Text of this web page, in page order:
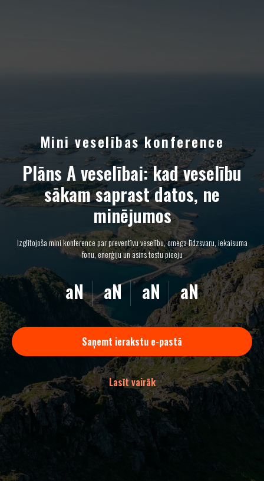
Mini veselības konference
Plāns A veselībai: kad veselību
sākam saprast datos, ne
minējumos
Izglītojoša mini konference par preventīvu veselību, omega līdzsvaru, iekaisuma
fonu, enerģiju un asins testu pieeju
aN aN aN aN
Saņemt ierakstu e-pastā
Lasīt vairāk